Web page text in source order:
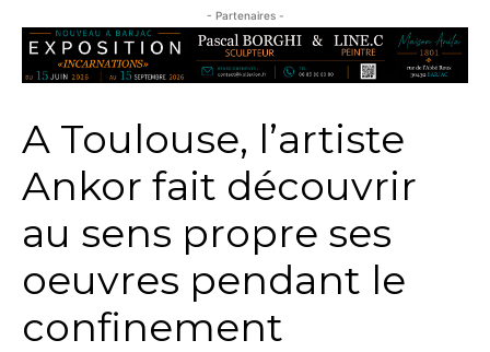
- Partenaires -
A Toulouse, l’artiste
Ankor fait découvrir
au sens propre ses
oeuvres pendant le
confinement